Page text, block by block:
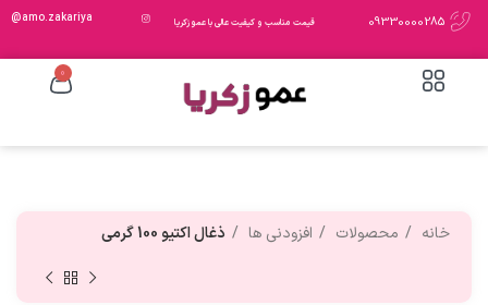
09330000285 قیمت مناسب و کیفیت عالی با عمو زکریا amo.zakariya@
0
خانه محصولات افزودنی ها ذغال اکتیو 100 گرمی